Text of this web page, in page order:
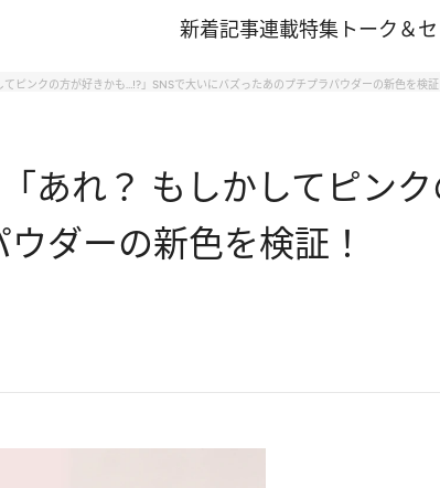
新着記事連載特集 トーク＆
てピンクの方が好きかも…!?」SNSで大いにバズったあのプチプラパウダーの新色を検
「あれ？ もしかしてピン
ダーの新色を検証！